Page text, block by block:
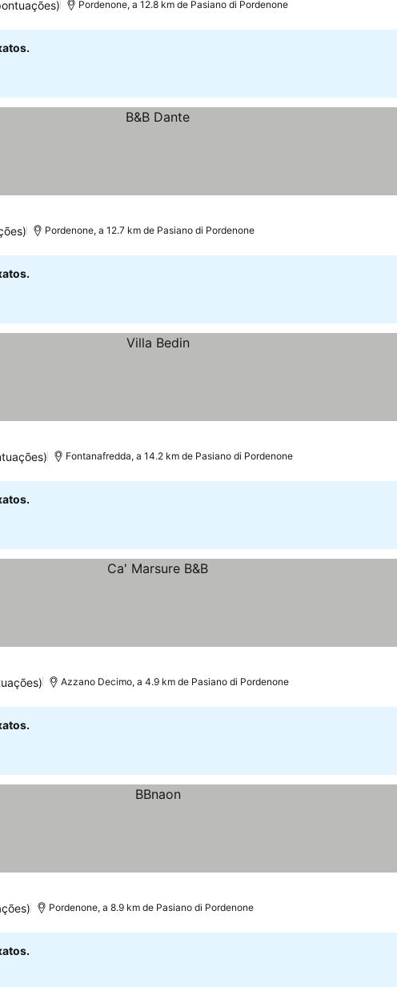
Pordenone, a 12.8 km de Pasiano di Pordenone
Pordenone, a 12.7 km de Pasiano di Pordenone
Fontanafredda, a 14.2 km de Pasiano di Pordenone
Azzano Decimo, a 4.9 km de Pasiano di Pordenone
Pordenone, a 8.9 km de Pasiano di Pordenone